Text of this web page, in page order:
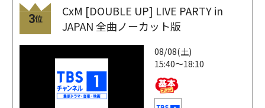
3位
CxM [DOUBLE UP] LIVE PARTY in
JAPAN 全曲ノーカット版
08/08(土)
15:40～18:10